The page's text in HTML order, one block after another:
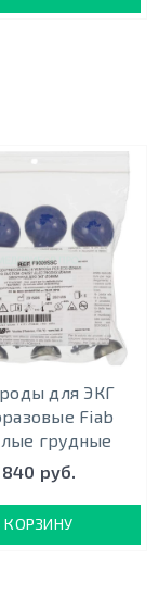
для ЭКГ
Fiab
грудные
руб.
КОРЗИНУ